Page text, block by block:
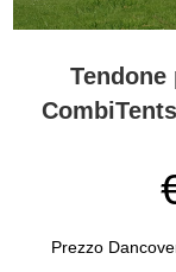
Tendone
Prezzo